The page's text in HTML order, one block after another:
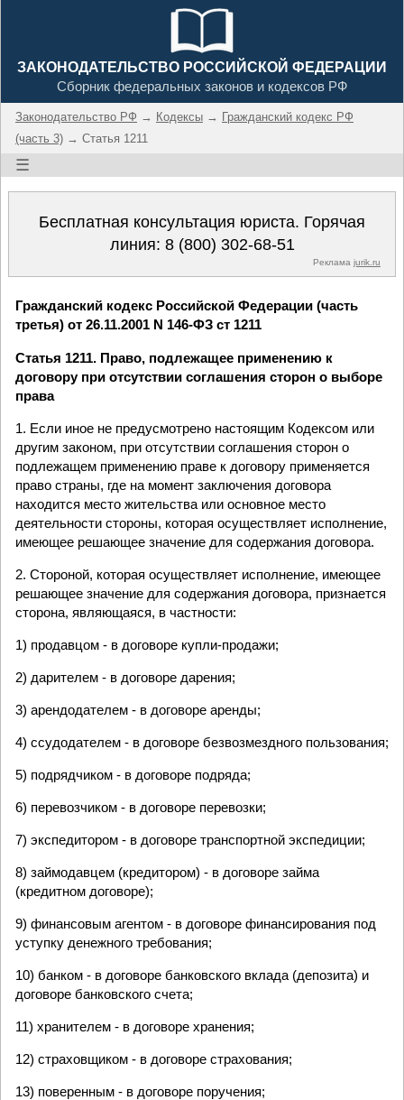
ЗАКОНОДАТЕЛЬСТВО РОССИЙСКОЙ ФЕДЕРАЦИИ
Сборник федеральных законов и кодексов РФ
Законодательство РФ → Кодексы → Гражданский кодекс РФ
(часть 3) → Статья 1211
☰
Бесплатная консультация юриста. Горячая
линия: 8 (800) 302-68-51
Реклама jurik.ru
Гражданский кодекс Российской Федерации (часть
третья) от 26.11.2001 N 146-ФЗ ст 1211
Статья 1211. Право, подлежащее применению к
договору при отсутствии соглашения сторон о выборе
права
1. Если иное не предусмотрено настоящим Кодексом или
другим законом, при отсутствии соглашения сторон о
подлежащем применению праве к договору применяется
право страны, где на момент заключения договора
находится место жительства или основное место
деятельности стороны, которая осуществляет исполнение,
имеющее решающее значение для содержания договора.
2. Стороной, которая осуществляет исполнение, имеющее
решающее значение для содержания договора, признается
сторона, являющаяся, в частности:
1) продавцом - в договоре купли-продажи;
2) дарителем - в договоре дарения;
3) арендодателем - в договоре аренды;
4) ссудодателем - в договоре безвозмездного пользования;
5) подрядчиком - в договоре подряда;
6) перевозчиком - в договоре перевозки;
7) экспедитором - в договоре транспортной экспедиции;
8) займодавцем (кредитором) - в договоре займа
(кредитном договоре);
9) финансовым агентом - в договоре финансирования под
уступку денежного требования;
10) банком - в договоре банковского вклада (депозита) и
договоре банковского счета;
11) хранителем - в договоре хранения;
12) страховщиком - в договоре страхования;
13) поверенным - в договоре поручения;